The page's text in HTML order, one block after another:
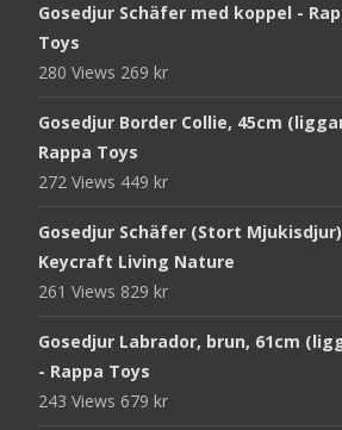
Gosedjur Schäfer med koppel -
Toys
280 Views 269 kr
Gosedjur Border Collie, 45cm
Rappa Toys
272 Views 449 kr
Gosedjur Schäfer (Stort
Keycraft Living Nature
261 Views 829 kr
Gosedjur Labrador, brun, 61cm
- Rappa Toys
243 Views 679 kr